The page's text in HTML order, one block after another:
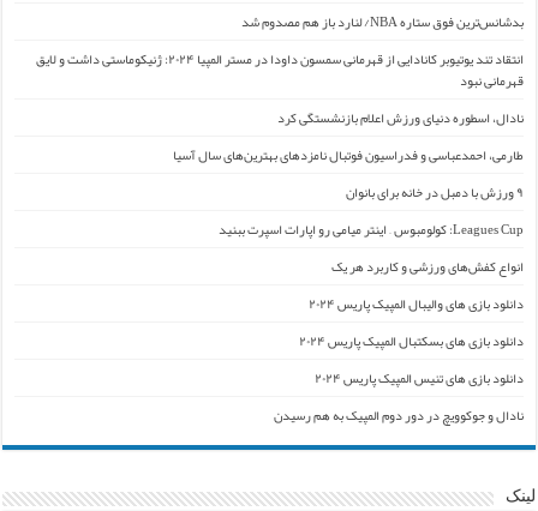
بدشانس‌ترین فوق ستاره NBA/ لنارد باز هم مصدوم شد
انتقاد تند یوتیوبر کانادایی از قهرمانی سمسون داودا در مستر المپیا ۲۰۲۴: ژنیکوماستی داشت و لایق
قهرمانی نبود
نادال، اسطوره دنیای ورزش اعلام بازنشستگی کرد
طارمی، احمدعباسی و فدراسیون فوتبال نامزدهای بهترین‌های سال آسیا
۹ ورزش با دمبل در خانه برای بانوان
Leagues Cup: کولومبوس – اینتر میامی رو اپارات اسپرت ببنید
انواع کفش‌های ورزشی و کاربرد هر یک
دانلود بازی های والیبال المپیک پاریس ۲۰۲۴
دانلود بازی های بسکتبال المپیک پاریس ۲۰۲۴
دانلود بازی های تنیس المپیک پاریس ۲۰۲۴
نادال و جوکوویچ در دور دوم المپیک به هم رسیدن
لینک